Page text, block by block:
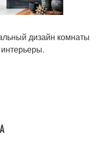
дизайн комнаты